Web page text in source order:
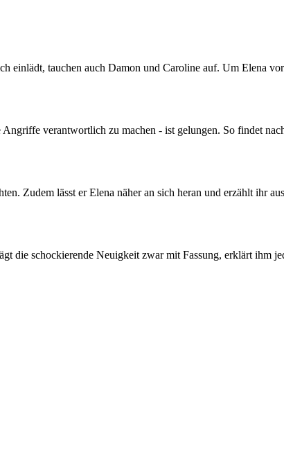
einlädt, tauchen auch Damon und Caroline auf. Um Elena
verantwortlich zu machen - ist gelungen. So findet
Zudem lässt er Elena näher an sich heran und erzählt ihr
die schockierende Neuigkeit zwar mit Fassung, erklärt ihm